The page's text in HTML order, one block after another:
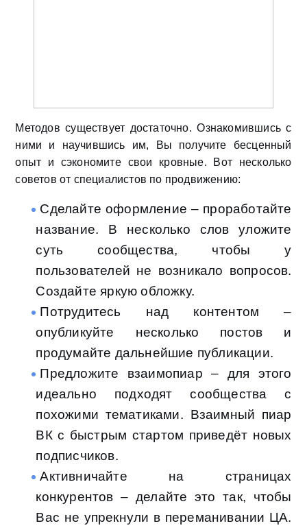
Методов существует достаточно. Ознакомившись с
ними и научившись им, Вы получите бесценный
опыт и сэкономите свои кровные. Вот несколько
советов от специалистов по продвижению:
Сделайте оформление – проработайте
название. В несколько слов уложите
суть сообщества, чтобы у
пользователей не возникало вопросов.
Создайте яркую обложку.
Потрудитесь над контентом –
опубликуйте несколько постов и
продумайте дальнейшие публикации.
Предложите взаимопиар – для этого
идеально подходят сообщества с
похожими тематиками. Взаимный пиар
ВК с быстрым стартом приведёт новых
подписчиков.
Активничайте на страницах
конкурентов – делайте это так, чтобы
Вас не упрекнули в переманивании ЦА.